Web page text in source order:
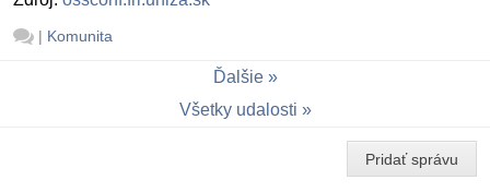
| Komunita
Ďalšie
Všetky udalosti
Pridať správu